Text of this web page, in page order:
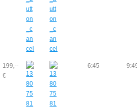
199,--
€
6:45